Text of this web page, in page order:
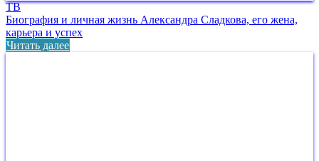
ТВ
Биография и личная жизнь Александра Сладкова, его жена,
карьера и успех
Читать далее